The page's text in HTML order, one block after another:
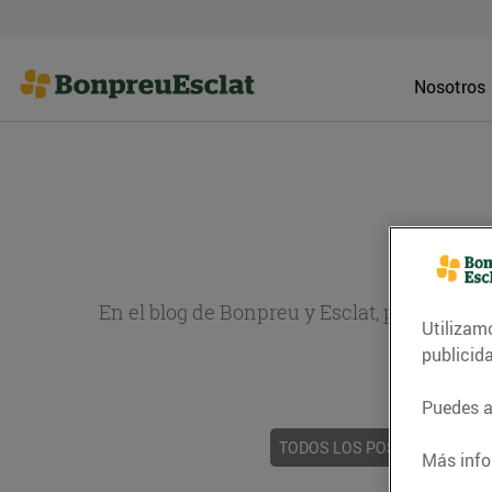
Nosotros
En el blog de Bonpreu y Esclat, puedes
TODOS LOS POSTS
Puedes
Más